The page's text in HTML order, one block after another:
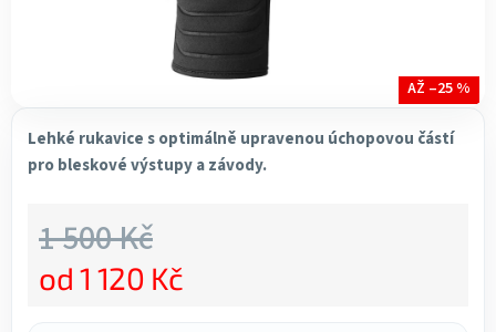
Lehké rukavice s optimálně upravenou úchopovou částí
pro bleskové výstupy a závody.
1 500 Kč
od 1 120 Kč
AŽ –25 %